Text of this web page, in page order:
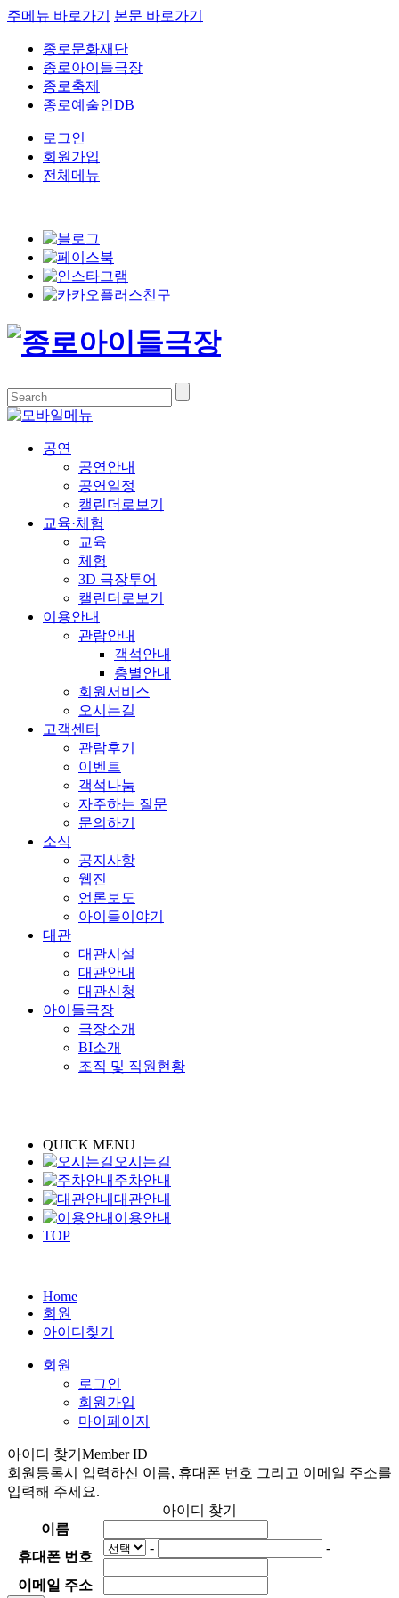
주메뉴 바로가기 본문 바로가기
종로문화재단
종로아이들극장
종로축제
종로예술인DB
로그인
회원가입
전체메뉴
공연
공연안내
공연일정
캘린더로보기
교육·체험
교육
체험
3D 극장투어
캘린더로보기
이용안내
관람안내
객석안내
층별안내
회원서비스
오시는길
고객센터
관람후기
이벤트
객석나눔
자주하는 질문
문의하기
소식
공지사항
웹진
언론보도
아이들이야기
대관
대관시설
대관안내
대관신청
아이들극장
극장소개
BI소개
조직 및 직원현황
QUICK MENU
오시는길
주차안내
대관안내
이용안내
TOP
Home
회원
아이디찾기
회원
로그인
회원가입
마이페이지
아이디 찾기 Member ID
회원등록시 입력하신 이름, 휴대폰 번호 그리고 이메일 주소를
입력해 주세요.
아이디 찾기
이름
휴대폰 번호
- -
이메일 주소